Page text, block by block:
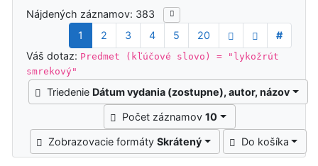
Nájdených záznamov: 383
1
2 3 4 5 20
#
Váš dotaz: Predmet (kľúčové slovo) = "lykožrút
smrekový"
Triedenie Dátum vydania (zostupne), autor, názov
Počet záznamov10
Zobrazovacie formátySkrátený Do košíka